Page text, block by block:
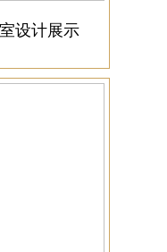
设计展示